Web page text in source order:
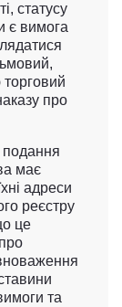
статусу
є вимога
про
подання
має
адреси
реєстру
це
та